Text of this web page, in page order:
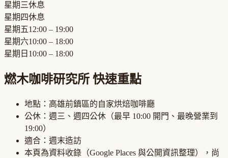
星期三休息
星期四休息
星期五12:00 – 19:00
星期六10:00 – 18:00
星期日 10:00 – 18:00
燃木咖啡研究所 快速重點
地點： 高雄前鎮區的自家烘焙咖啡廳
公休： 週三、週四公休 （最早 10:00 開門、最晚營業到
19:00）
適合： 週末造訪
本頁為資料收錄（Google Places 與公開資訊整理），尚